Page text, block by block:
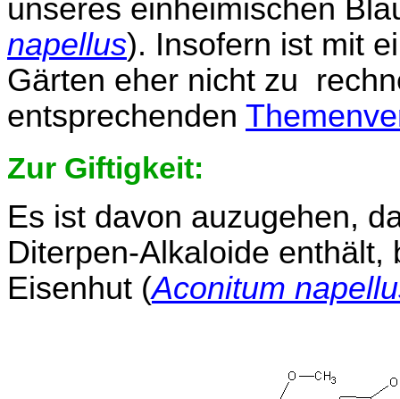
unseres einheimischen
napellus). Insofern ist mit
Gärten eher nicht zu
entsprechenden
Zur Giftigkeit:
Es ist davon auzugehen,
Diterpen-Alkaloide
Eisenhut (Aconitum